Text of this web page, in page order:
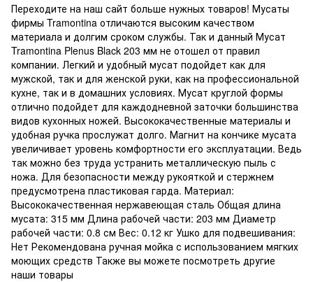
Переходите на наш сайт больше нужных товаров! Мусаты
фирмы Tramontina отличаются высоким качеством
материала и долгим сроком службы. Так и данный Мусат
Tramontina Plenus Black 203 мм не отошел от правил
компании. Легкий и удобный мусат подойдет как для
мужской, так и для женской руки, как на профессиональной
кухне, так и в домашних условиях. Мусат круглой формы
отлично подойдет для каждодневной заточки большинства
видов кухонных ножей. Высококачественные материалы и
удобная ручка прослужат долго. Магнит на кончике мусата
увеличивает уровень комфортности его эксплуатации. Ведь
так можно без труда устранить металлическую пыль с
ножа. Для безопасности между рукояткой и стержнем
предусмотрена пластиковая гарда. Материал:
Высококачественная нержавеющая сталь Общая длина
мусата: 315 мм Длина рабочей части: 203 мм Диаметр
рабочей части: 0.8 см Вес: 0.12 кг Ушко для подвешивания:
Нет Рекомендована ручная мойка с использованием мягких
моющих средств Также вы можете посмотреть другие
наши товары